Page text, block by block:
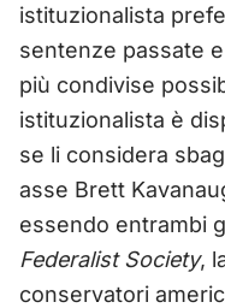
istituzionalista
sentenze passate
più condivise
istituzionalista è
se li considera
asse Brett
essendo entrambi
Federalist Society,
conservatori